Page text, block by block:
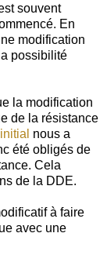
souvent
En
modification
possibilité
la modification
de la résistance
nous a
été obligés de
Cela
de la DDE.
à faire
avec une